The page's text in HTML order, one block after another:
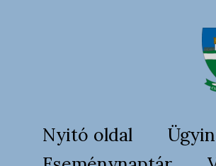
Nyitó oldal